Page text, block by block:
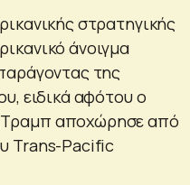
στρατηγικής
άνοιγμα
της
ειδικά αφότου ο
αποχώρησε από
Trans-Pacific